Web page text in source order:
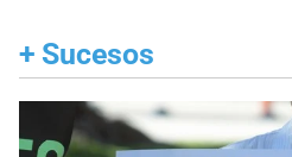
+ Sucesos